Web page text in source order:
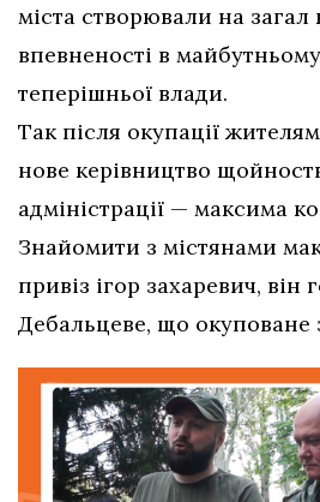
міста створювали на загал
впевненості в
теперішньої влади.
Так після окупації жителям
нове керівництво
адміністрації — максима
Знайомити з містянами
привіз ігор захаревич, він
Дебальцеве, що окуповане